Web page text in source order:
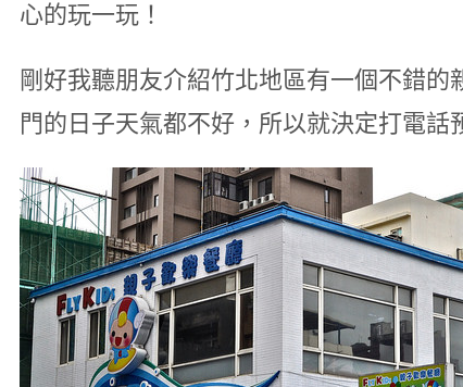
心的玩一玩！
剛好我聽朋友介紹竹北地區有一個不錯
門的日子天氣都不好，所以就決定打電話